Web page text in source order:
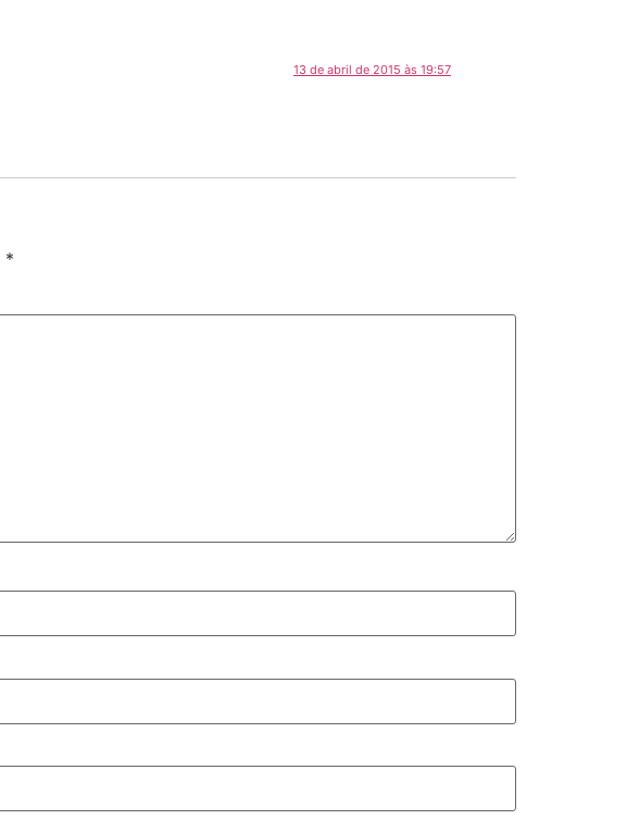
13 de abril de 2015 às 19:57
*